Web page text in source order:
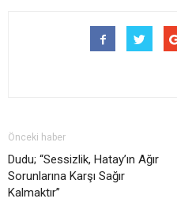
Önceki haber
Dudu; “Sessizlik, Hatay’ın Ağır
Sorunlarına Karşı Sağır
Kalmaktır”